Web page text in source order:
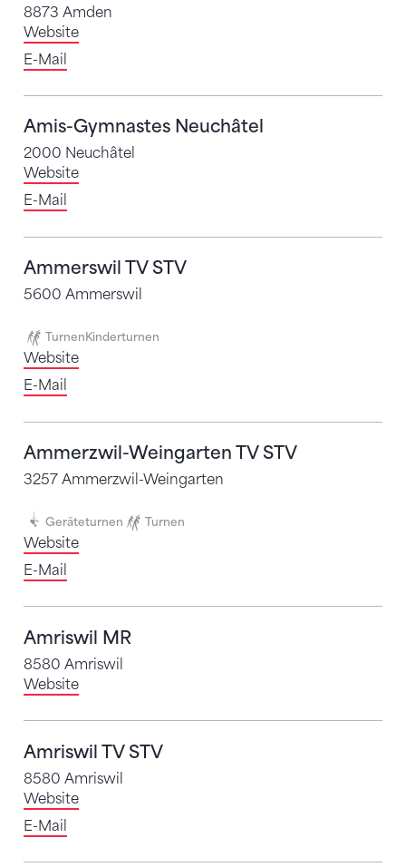
8873 Amden
Website
E-Mail
Amis-Gymnastes Neuchâtel
2000 Neuchâtel
Website
E-Mail
Ammerswil TV STV
5600 Ammerswil
Turnen Kinderturnen
Website
E-Mail
Ammerzwil-Weingarten TV STV
3257 Ammerzwil-Weingarten
Geräteturnen Turnen
Website
E-Mail
Amriswil MR
8580 Amriswil
Website
Amriswil TV STV
8580 Amriswil
Website
E-Mail